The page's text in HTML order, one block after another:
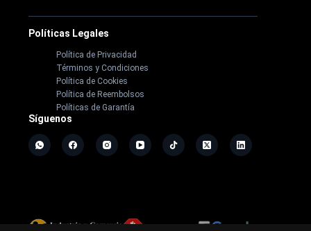
Políticas Legales
Política de Privacidad
Términos y Condiciones
Política de Cookies
Política de Reembolsos
Políticas de Garantía
Síguenos